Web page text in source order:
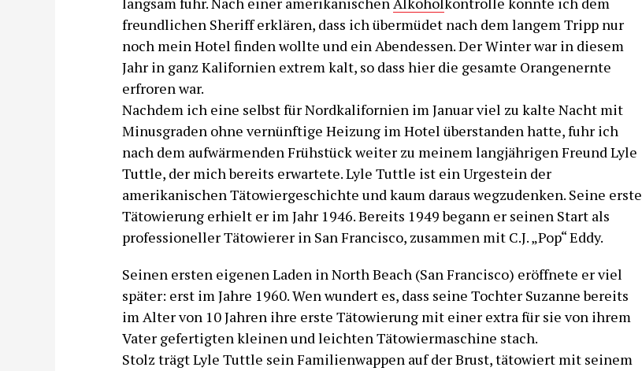
freundlichen Sheriff erklären, dass ich übermüdet nach dem langem Tripp nur
noch mein Hotel finden wollte und ein Abendessen. Der Winter war in diesem
Jahr in ganz Kalifornien extrem kalt, so dass hier die gesamte Orangenernte
erfroren war.
Nachdem ich eine selbst für Nordkalifornien im Januar viel zu kalte Nacht mit
Minusgraden ohne vernünftige Heizung im Hotel überstanden hatte, fuhr ich
nach dem aufwärmenden Frühstück weiter zu meinem langjährigen Freund Lyle
Tuttle, der mich bereits erwartete. Lyle Tuttle ist ein Urgestein der
amerikanischen Tätowiergeschichte und kaum daraus wegzudenken. Seine erste
Tätowierung erhielt er im Jahr 1946. Bereits 1949 begann er seinen Start als
professioneller Tätowierer in San Francisco, zusammen mit C.J. „Pop“ Eddy.
Seinen ersten eigenen Laden in North Beach (San Francisco) eröffnete er viel
später: erst im Jahre 1960. Wen wundert es, dass seine Tochter Suzanne bereits
im Alter von 10 Jahren ihre erste Tätowierung mit einer extra für sie von ihrem
Vater gefertigten kleinen und leichten Tätowiermaschine stach.
Stolz trägt Lyle Tuttle sein Familienwappen auf der Brust, tätowiert mit seinem